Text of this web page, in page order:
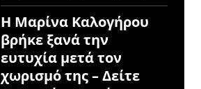
Η Μαρίνα Καλογήρου
βρήκε ξανά την
ευτυχία μετά τον
χωρισμό της – Δείτε